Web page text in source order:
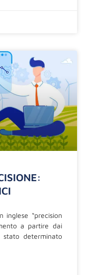
inglese “precision
a partire dai
determinato